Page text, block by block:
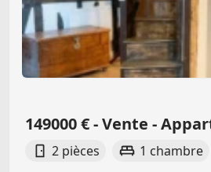
149000 € - Vente -
2 pièces 1 chambre